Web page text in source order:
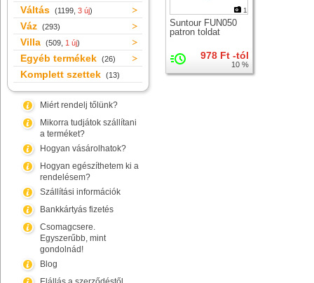
Váltás (1199, 3 új)
Váz (293)
Villa (509, 1 új)
Egyéb termékek (26)
Komplett szettek (13)
Miért rendelj tőlünk?
Mikorra tudjátok szállítani
a terméket?
Hogyan vásárolhatok?
Hogyan egészíthetem ki a
rendelésem?
Szállítási információk
Bankkártyás fizetés
Csomagcsere.
Egyszerűbb, mint
gondolnád!
Blog
1
Suntour FUN050
patron toldat
978 Ft -tól
10 %